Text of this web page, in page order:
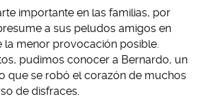
importante en las familias, por
a sus peludos amigos en
la menor provocación posible.
pudimos conocer a Bernardo, un
que se robó el corazón de muchos
de disfraces.